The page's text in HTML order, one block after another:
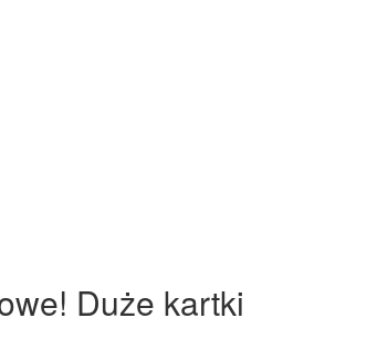
Duże kartki